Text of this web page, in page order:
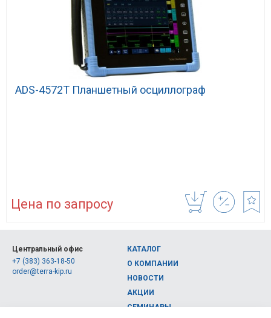
ADS-4572T Планшетный осциллограф
Цена по запросу
Центральный офис
+7 (383) 363-18-50
order@terra-kip.ru
КАТАЛОГ
О КОМПАНИИ
НОВОСТИ
АКЦИИ
СЕМИНАРЫ